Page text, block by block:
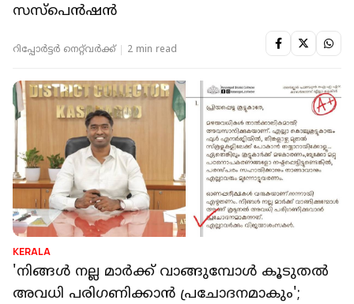
സസ്‌പെന്‍ഷന്‍
റിപ്പോർട്ടർ നെറ്റ്‌വര്‍ക്ക്‌ 2 min read
KERALA
'നിങ്ങൾ നല്ല മാർക്ക് വാങ്ങുമ്പോൾ കൂടുതൽ
അവധി പരിഗണിക്കാൻ പ്രചോദനമാകും';